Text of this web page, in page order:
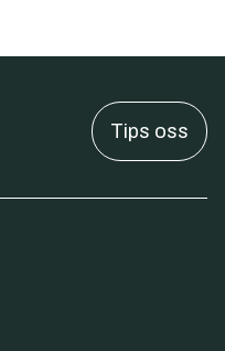
Tips oss